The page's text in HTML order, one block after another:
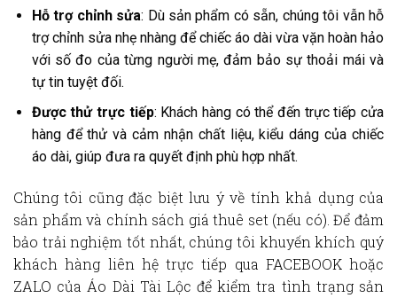
Hỗ trợ chỉnh sửa: Dù sản phẩm có sẵn, chúng tôi vẫn hỗ
trợ chỉnh sửa nhẹ nhàng để chiếc áo dài vừa vặn hoàn hảo
với số đo của từng người mẹ, đảm bảo sự thoải mái và
tự tin tuyệt đối.
Được thử trực tiếp: Khách hàng có thể đến trực tiếp cửa
hàng để thử và cảm nhận chất liệu, kiểu dáng của chiếc
áo dài, giúp đưa ra quyết định phù hợp nhất.
Chúng tôi cũng đặc biệt lưu ý về tính khả dụng của
sản phẩm và chính sách giá thuê set (nếu có). Để đảm
bảo trải nghiệm tốt nhất, chúng tôi khuyến khích quý
khách hàng liên hệ trực tiếp qua FACEBOOKhoặc
ZALO của Áo Dài Tài Lộc để kiểm tra tình trạng sản